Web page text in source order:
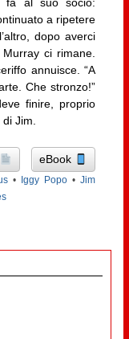
a ripetere
dopo averci
ci rimane.
annuisce. “A
Che stronzo!”
finire, proprio
Jim.
eBook
• Iggy Popo •Jim